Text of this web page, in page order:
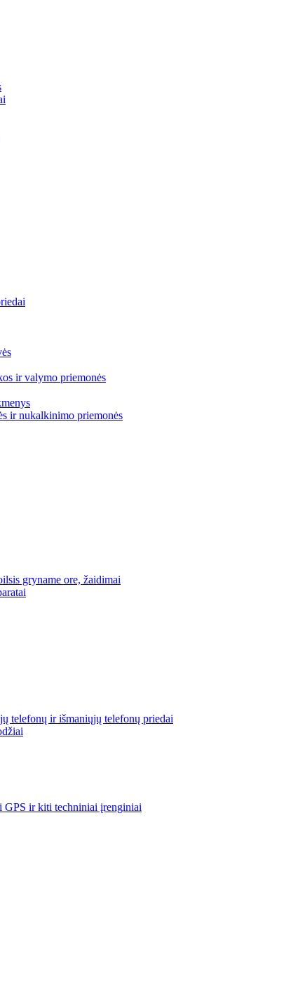
ir valymo priemonės
ir nukalkinimo priemonės
gryname ore, žaidimai
telefonų ir išmaniųjų telefonų priedai
GPS ir kiti techniniai įrenginiai